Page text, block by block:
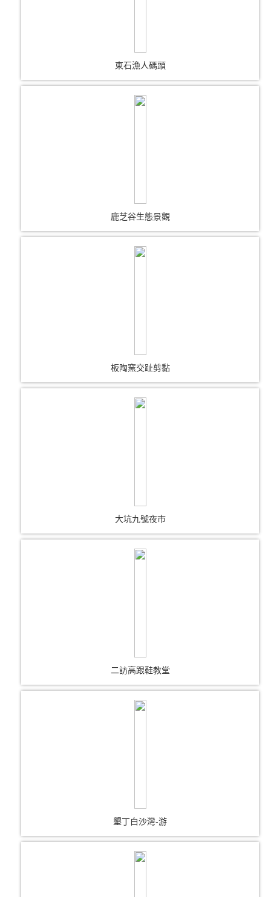
東石漁人碼頭
鹿芝谷生態景觀
板陶窯交趾剪黏
大坑九號夜市
二訪高跟鞋教堂
墾丁白沙灣-游